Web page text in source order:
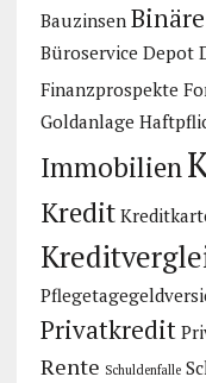
Bauzinsen
Büroservice Depot
Finanzprospekte
Goldanlage
Immobilien
Kredit
Privatkredit
Rente Schuldenfalle